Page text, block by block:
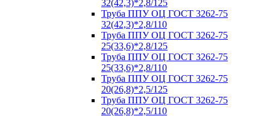
32(42,3)*2,8/125
Труба ППУ ОЦ ГОСТ 3262-75
32(42,3)*2,8/110
Труба ППУ ОЦ ГОСТ 3262-75
25(33,6)*2,8/125
Труба ППУ ОЦ ГОСТ 3262-75
25(33,6)*2,8/110
Труба ППУ ОЦ ГОСТ 3262-75
20(26,8)*2,5/125
Труба ППУ ОЦ ГОСТ 3262-75
20(26,8)*2,5/110